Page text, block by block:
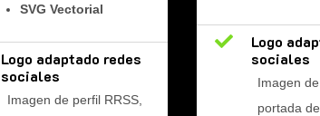
SVG Vectorial
Logo adaptado redes
sociales
Imagen de perfil RRSS,

Logo
sociales
Imagen
portada